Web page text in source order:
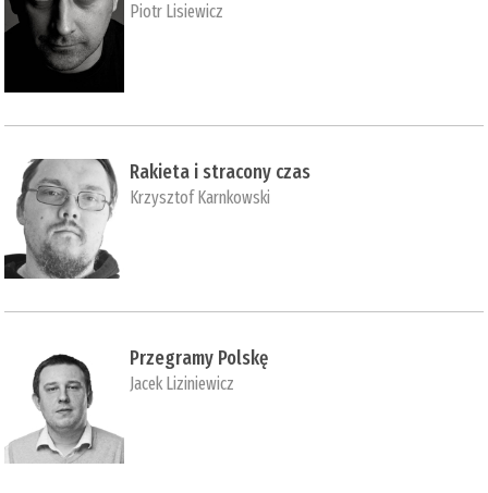
Piotr Lisiewicz
Rakieta i stracony czas
Krzysztof Karnkowski
Przegramy Polskę
Jacek Liziniewicz